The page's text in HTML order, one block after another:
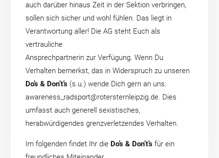
auch darüber hinaus Zeit in der Sektion verbringen,
sollen sich sicher und wohl fühlen. Das liegt in
Verantwortung aller! Die AG steht Euch als
vertrauliche
Ansprechpartnerin zur Verfügung. Wenn Du
Verhalten bemerkst, das in Widerspruch zu unseren
Do’s & Don’t’s (s.u.) wende Dich gern an uns:
awareness_radsport@rotersternleipzig.de. Dies
umfasst auch generell sexistisches,
herabwürdigendes grenzverletzendes Verhalten.
Im folgenden findet Ihr die Do’s & Don’t’s für ein